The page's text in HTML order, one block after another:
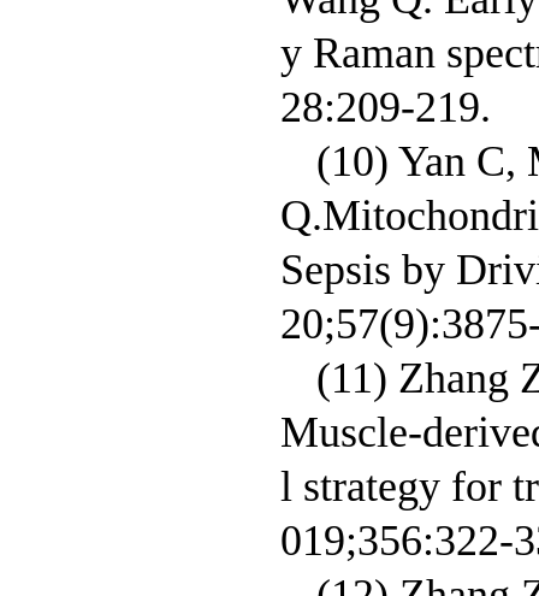
y Raman
28:209-219.
(10) Yan C,
Sepsis by
(11) Zhang
Muscle-
l strategy for
019;356:322-